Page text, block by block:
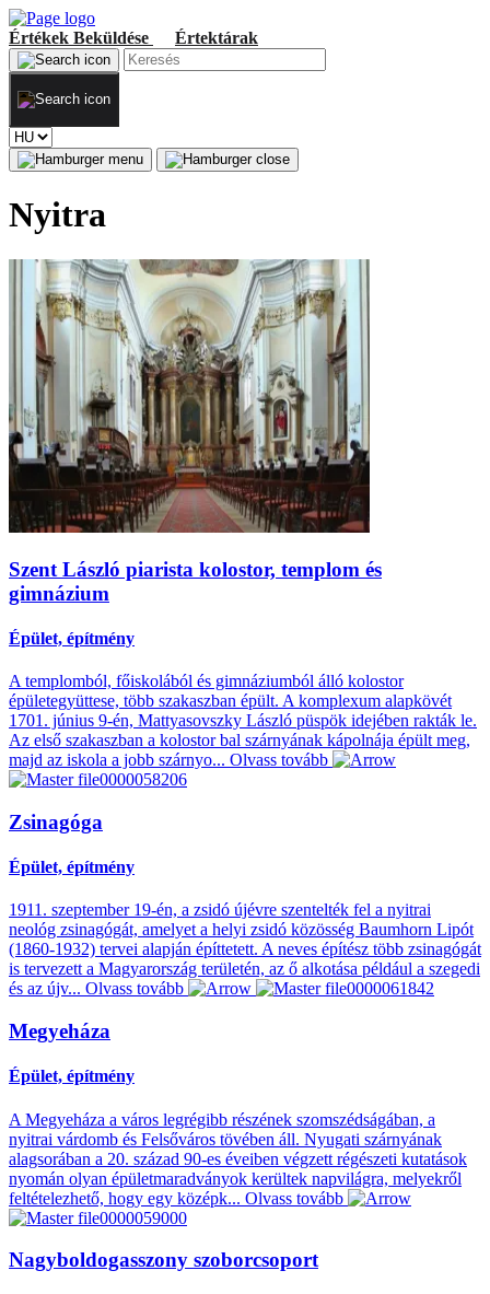
Értékek Beküldése Értektárak
Nyitra
Szent László piarista kolostor, templom és
gimnázium
Épület, építmény
A templomból, főiskolából és gimnáziumból álló kolostor
épületegyüttese, több szakaszban épült. A komplexum alapkövét
1701. június 9-én, Mattyasovszky László püspök idejében rakták le.
Az első szakaszban a kolostor bal szárnyának kápolnája épült meg,
majd az iskola a jobb szárnyo... Olvass tovább
Zsinagóga
Épület, építmény
1911. szeptember 19-én, a zsidó újévre szentelték fel a nyitrai
neológ zsinagógát, amelyet a helyi zsidó közösség Baumhorn Lipót
(1860-1932) tervei alapján építtetett. A neves építész több zsinagógát
is tervezett a Magyarország területén, az ő alkotása például a szegedi
és az újv... Olvass tovább
Megyeháza
Épület, építmény
A Megyeháza a város legrégibb részének szomszédságában, a
nyitrai várdomb és Felsőváros tövében áll. Nyugati szárnyának
alagsorában a 20. század 90-es éveiben végzett régészeti kutatások
nyomán olyan épületmaradványok kerültek napvilágra, melyekről
feltételezhető, hogy egy középk... Olvass tovább
Nagyboldogasszony szoborcsoport